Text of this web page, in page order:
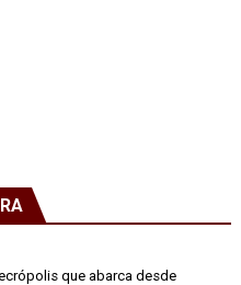
que abarca desde